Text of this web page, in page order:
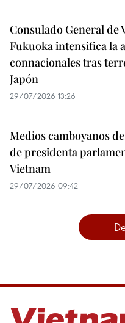
Consulado General de
Fukuoka intensifica la
connacionales tras
Japón
29/07/2026 13:26
Medios camboyanos
de presidenta
Vietnam
29/07/2026 09:42